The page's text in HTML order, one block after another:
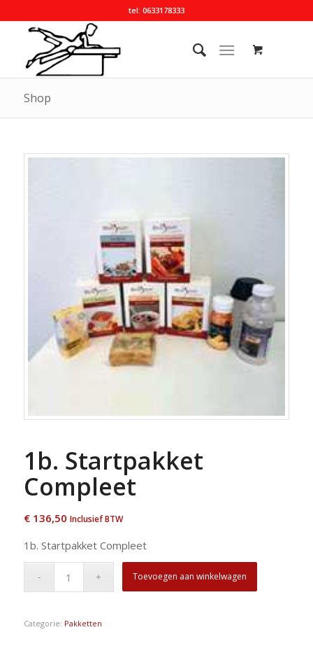
tel: 0633178333
Shop
1b. Startpakket
Compleet
€136,50 Inclusief BTW
1b. Startpakket Compleet
Toevoegen aan winkelwagen
Categorie: Pakketten